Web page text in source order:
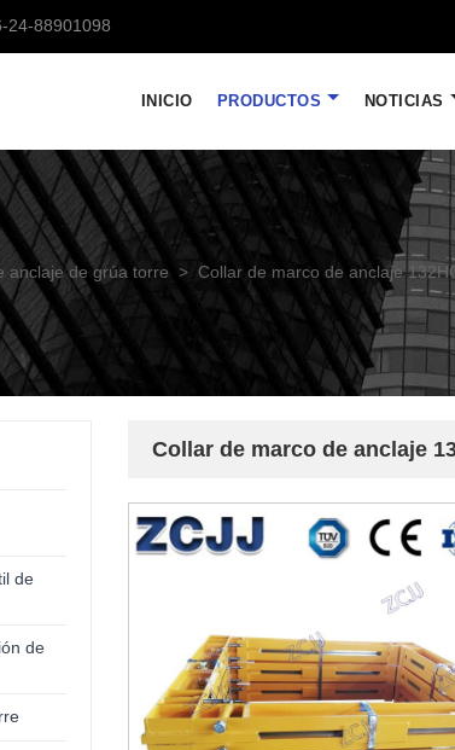
24-88901098
INICIO PRODUCTOS NOTICIAS
anclaje de grúa torre > Collar de marco de anclaje
Collar de marco de anclaje
de
de